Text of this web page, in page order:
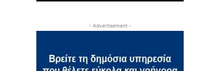
- Advertisement -